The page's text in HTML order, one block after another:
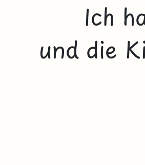
Ich
und die